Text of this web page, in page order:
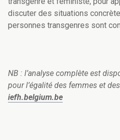
discuter des situations
personnes transgenres sont
NB : l’analyse complète est
pour l’égalité des femmes et
iefh.belgium.be